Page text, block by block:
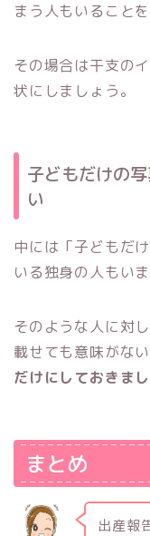
まう人もいることを
その場合は干支の
状にしましょう。
子どもだけの
い
中には「子どもだ
いる独身の人もいま
そのような人に対
載せても意味がない
だけにしておきまし
まとめ
出産報